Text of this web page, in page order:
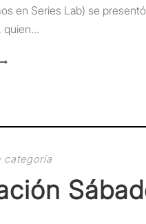
en Series Lab) se
quien...
categoría